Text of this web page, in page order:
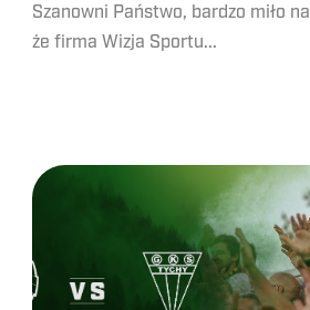
Szanowni Państwo, bardzo miło
że firma Wizja Sportu...